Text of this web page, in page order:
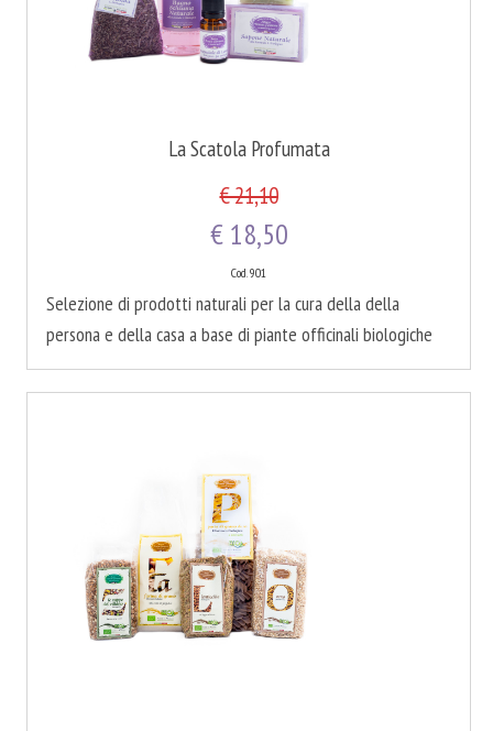
La Scatola Profumata
€ 21,10
€ 18,50
Cod. 901
Selezione di prodotti naturali per la cura della della
persona e della casa a base di piante officinali biologiche